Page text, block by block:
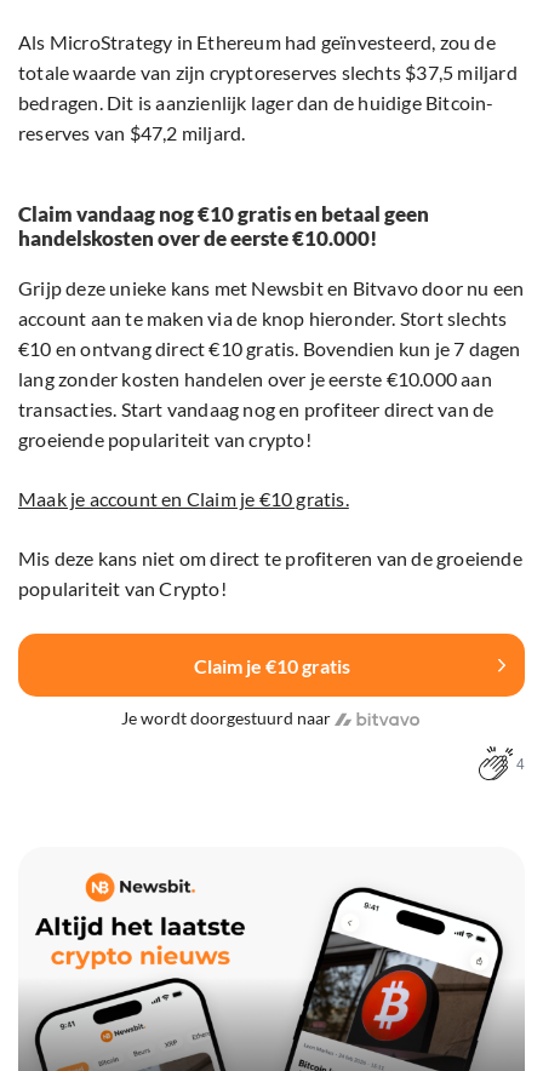
Als MicroStrategy in Ethereum had geïnvesteerd, zou de
totale waarde van zijn cryptoreserves slechts $37,5 miljard
bedragen. Dit is aanzienlijk lager dan de huidige Bitcoin-
reserves van $47,2 miljard.
Claim vandaag nog €10 gratis en betaal geen
handelskosten over de eerste €10.000!
Grijp deze unieke kans met Newsbit en Bitvavo door nu een
account aan te maken via de knop hieronder. Stort slechts
€10 en ontvang direct €10 gratis. Bovendien kun je 7 dagen
lang zonder kosten handelen over je eerste €10.000 aan
transacties. Start vandaag nog en profiteer direct van de
groeiende populariteit van crypto!
Maak je account en Claim je €10 gratis.
Mis deze kans niet om direct te profiteren van de groeiende
populariteit van Crypto!
Claim je €10 gratis
Je wordt doorgestuurd naar
4